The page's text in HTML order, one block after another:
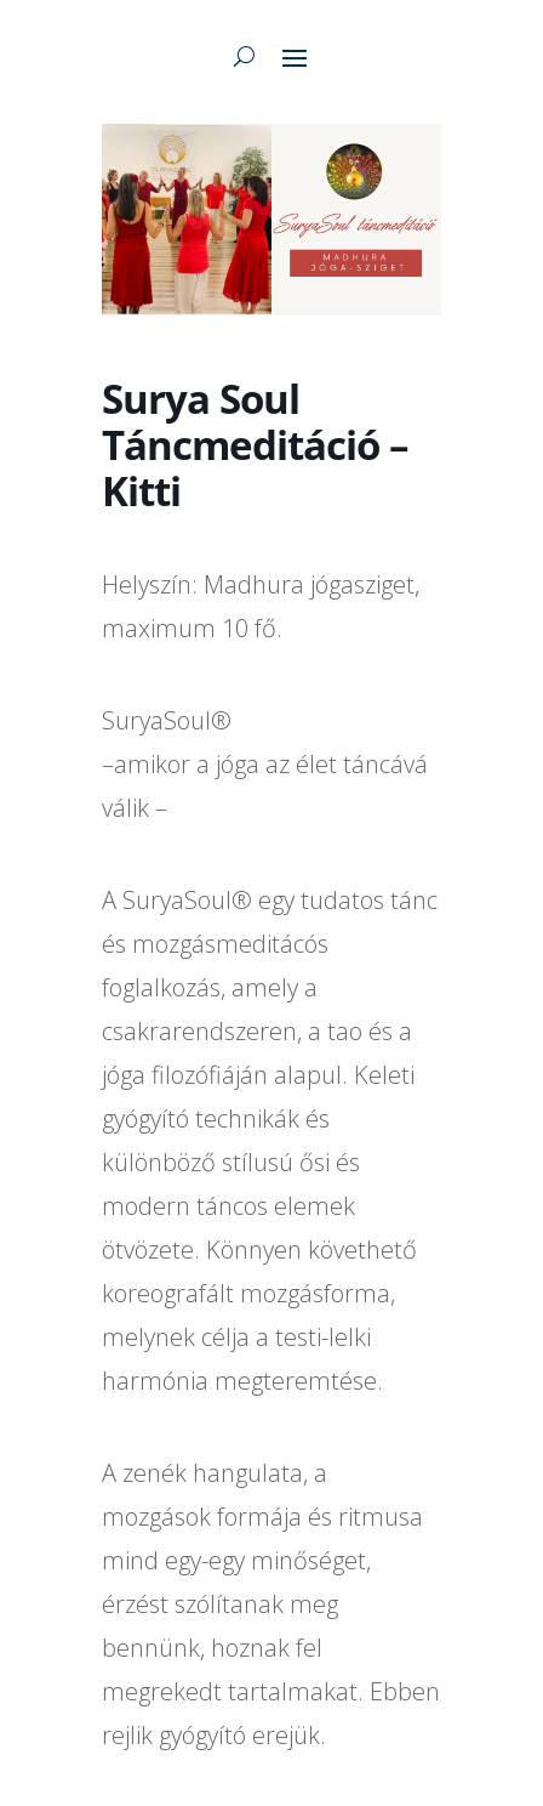
Surya Soul
Táncmeditáció –
Kitti
Helyszín: Madhura jógasziget,
maximum 10 fő.
SuryaSoul®
–amikor a jóga az élet táncává
válik –
A SuryaSoul® egy tudatos tánc
és mozgásmeditácós
foglalkozás, amely a
csakrarendszeren, a tao és a
jóga filozófiáján alapul. Keleti
gyógyító technikák és
különböző stílusú ősi és
modern táncos elemek
ötvözete. Könnyen követhető
koreografált mozgásforma,
melynek célja a testi-lelki
harmónia megteremtése.
A zenék hangulata, a
mozgások formája és ritmusa
mind egy-egy minőséget,
érzést szólítanak meg
bennünk, hoznak fel
megrekedt tartalmakat. Ebben
rejlik gyógyító erejük.